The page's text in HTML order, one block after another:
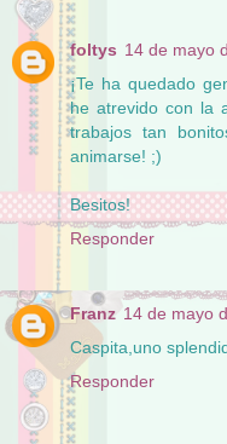
foltys 14 de mayo
¡Te ha quedado
he atrevido con la
trabajos tan
animarse! ;)
Besitos!
Responder
Franz 14 de mayo
Caspita,uno
Responder